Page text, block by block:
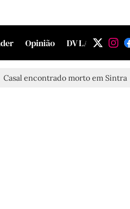
Opinião DV LAB
morto em Sintra